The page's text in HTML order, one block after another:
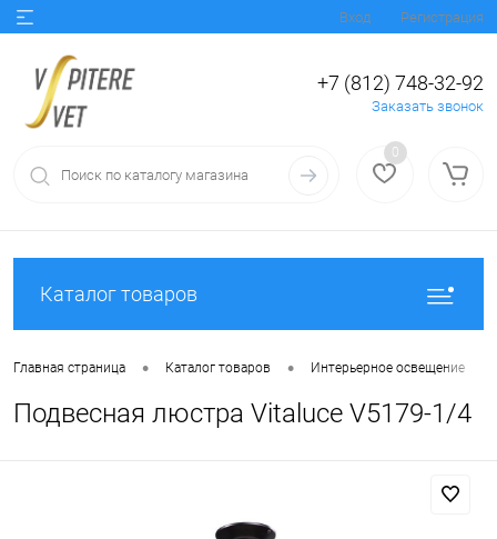
Вход Регистрация
+7 (812) 748-32-92
Заказать звонок
0
Каталог товаров
Главная страница • Каталог товаров • Интерьерное освещение
Подвесная люстра Vitaluce V5179-1/4